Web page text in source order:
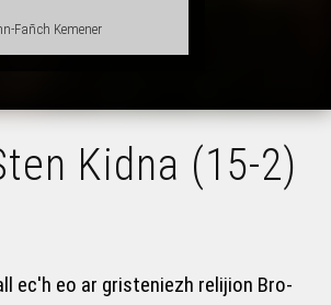
Fañch Kemener
20 vloaz e 2014Kidna (15-2)
ec'h eo ar gristeniezh relijion Bro-